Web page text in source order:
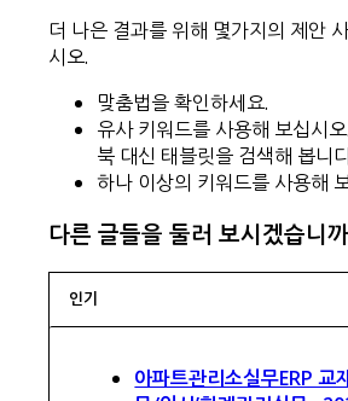
더 나은 결과를 위해 몇가지의 제안
시오.
맞춤법을 확인하세요.
유사 키워드를 사용해 보십시
북 대신 태블릿을 검색해 봅니
하나 이상의 키워드를 사용해
다른 글들을 둘러 보시겠습니
인기
아파트관리소실무ERP 교